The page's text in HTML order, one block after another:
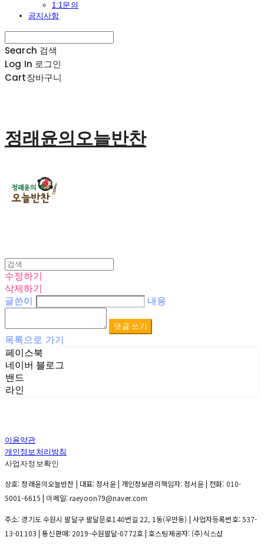
1:1문의
공지사항
Search 검색
Log In 로그인
Cart장바구니
정래윤의오늘반찬
수정하기
삭제하기
글쓴이
내용
댓글 쓰기
목록으로 가기
페이스북
네이버 블로그
밴드
라인
이용약관
개인정보처리방침
사업자정보확인
상호: 정래윤의오늘반찬 | 대표: 정서윤 | 개인정보관리책임자: 정서윤 | 전화: 010-
5001-6615 | 이메일: raeyoon79@naver.com
주소: 경기도 수원시 팔달구 팔달문로140번길 22, 1동(우만동) | 사업자등록번호:537-
13-01103 | 통신판매: 2019-수원팔달-0772호| 호스팅제공자: (주)식스샵